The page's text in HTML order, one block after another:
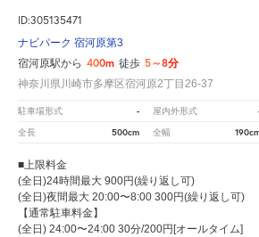
ID:305135471
ナビパーク 宿河原第3
宿河原駅から 400m 徒歩 5～8分
神奈川県川崎市多摩区宿河原2丁目26-37
駐車場形式 - 屋内外形式
全長 500cm 全幅
■上限料金
(全日)24時間最大 900円(繰り返し可)
(全日)夜間最大 20:00〜8:00 300円(繰り返し可)
【通常駐車料金】
(全日) 24:00〜24:00 30分/200円[オールタイム]